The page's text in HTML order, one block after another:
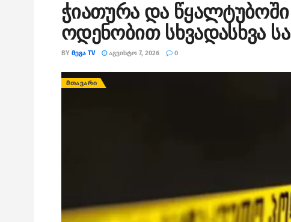
ჭიათურა და
ოდენობით სხვადასხვა
BY ᲛᲔᲒᲐ TV ᲐᲒᲕᲘᲡᲢᲝ 7, 2026 0
ᲛᲗᲐᲕᲐᲠᲘ